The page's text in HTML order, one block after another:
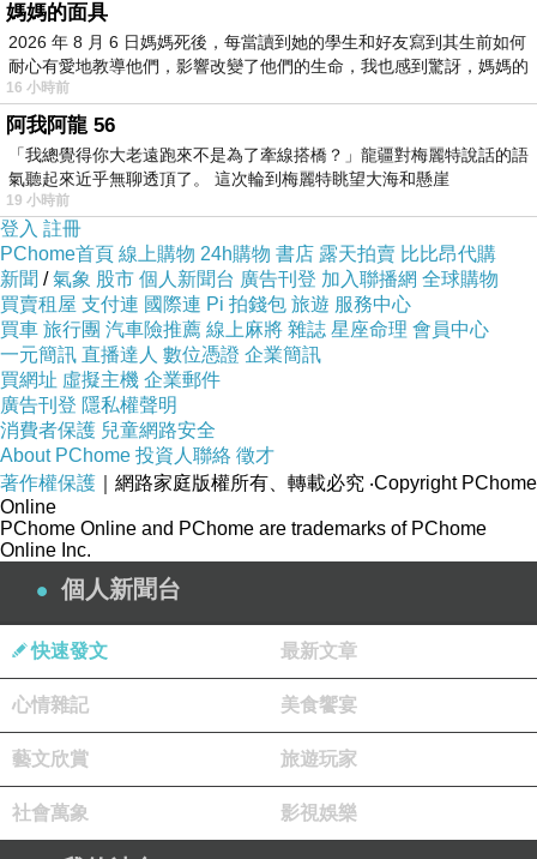
城隍廟對看牆青石水車堵，推測戲齣為"哪吒鬧東
海"，部分人物之人頭為後補。
話說城隍廟三川殿的日治龍柱修補的地方也不
少，觀其做工至少是民國70年以後所為的了。
媽媽的面具
2026 年 8 月 6 日媽媽死後，每當讀到她的學生和好友寫到其生前如何
耐心有愛地教導他們，影響改變了他們的生命，我也感到驚訝，媽媽的
16 小時前
阿我阿龍 56
「我總覺得你大老遠跑來不是為了牽線搭橋？」龍疆對梅麗特說話的語
氣聽起來近乎無聊透頂了。 這次輪到梅麗特眺望大海和懸崖
19 小時前
登入 註冊
PChome首頁 線上購物 24h購物 書店 露天拍賣 比比昂代購
新聞 /氣象 股市 個人新聞台 廣告刊登 加入聯播網 全球購物
買賣租屋 支付連 國際連 Pi 拍錢包 旅遊 服務中心
買車 旅行團 汽車險推薦 線上麻將 雜誌 星座命理 會員中心
一元簡訊 直播達人 數位憑證 企業簡訊
買網址 虛擬主機 企業郵件
廣告刊登 隱私權聲明
消費者保護 兒童網路安全
About PChome 投資人聯絡 徵才
著作權保護 ｜網路家庭版權所有、轉載必究 ‧Copyright PChome
Online
PChome Online and PChome are trademarks of PChome
Online Inc.
個人新聞台
快速發文 最新文章
心情雜記 美食饗宴
藝文欣賞 旅遊玩家
社會萬象 影視娛樂